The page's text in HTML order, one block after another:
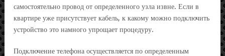
самостоятельно провод от определенного узла извне. Если в
квартире уже присутствует кабель, к какому можно подключить
устройство это намного упрощает процедуру.
Подключение телефона осуществляется по определенным